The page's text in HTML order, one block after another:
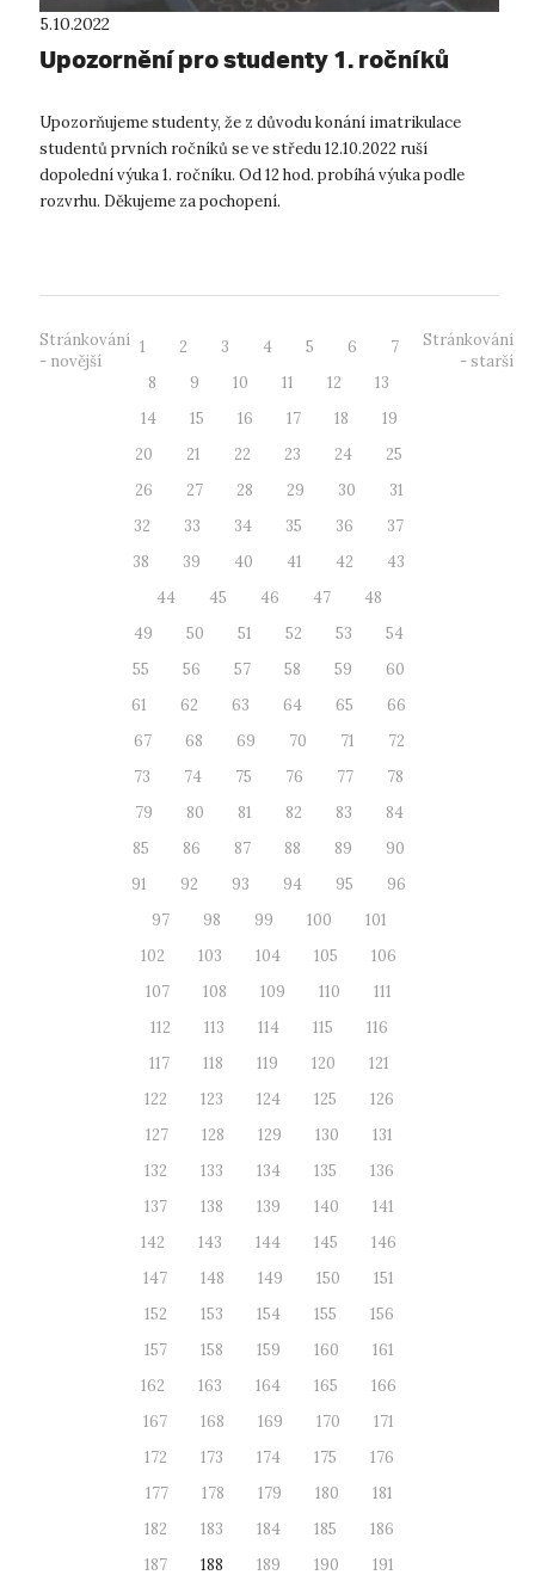
5.10.2022
Upozornění pro studenty 1. ročníků
Upozorňujeme studenty, že z důvodu konání imatrikulace
studentů prvních ročníků se ve středu 12.10.2022 ruší
dopolední výuka 1. ročníku. Od 12 hod. probíhá výuka podle
rozvrhu. Děkujeme za pochopení.
Stránkování
- novější
1 2 3 4 5 6
7
8
9 10 11 12
13
14
15 16 17 18
19
20
21 22 23 24
25
26
27 28 29 30
31
32
33 34 35 36
37
38
39 40 41 42
43
44
45 46 47
48
49
50 51 52 53
54
55
56 57 58 59
60
61
62 63 64 65
66
67
68 69 70 71
72
73
74 75 76 77
78
79
80 81 82 83
84
85
86 87 88 89
90
91
92 93 94 95
96
97
98 99 100
101
102
103 104 105
106
107
108 109 110
111
112
113 114 115
116
117
118 119 120
121
122
123 124 125
126
127
128 129 130
131
132
133 134 135
136
137
138 139 140
141
142
143 144 145
146
147
148 149 150
151
152
153 154 155
156
157
158 159 160
161
162
163 164 165
166
167
168 169 170
171
172
173 174 175
176
177
178 179 180
181
182
183 184 185
186
187
188 189 190
191
Stránkování
- starší